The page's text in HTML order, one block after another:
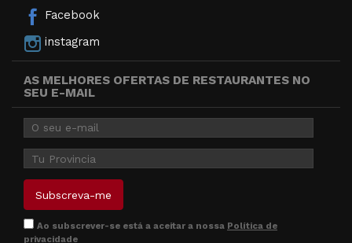
Facebook
instagram
AS MELHORES OFERTAS DE RESTAURANTES NO
SEU E-MAIL
Ao subscrever-se está a aceitar a nossa Política de
privacidade